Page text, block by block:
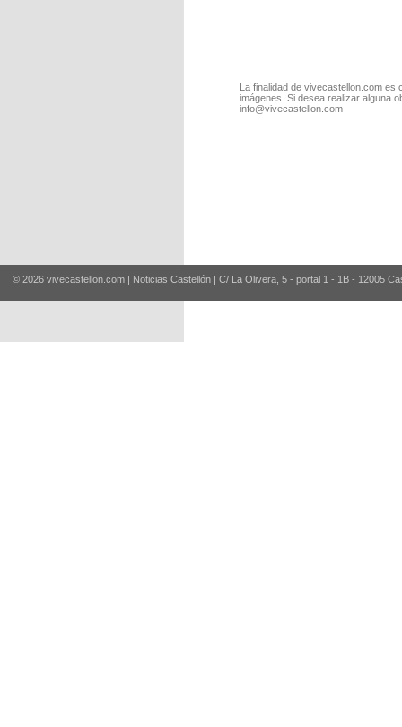
La finalidad de vivecastellon.com
imágenes. Si desea realizar alguna
info@vivecastellon.com
© 2026 vivecastellon.com | Noticias Castellón | C/ La Olivera, 5 - portal 1 - 1B - 12005